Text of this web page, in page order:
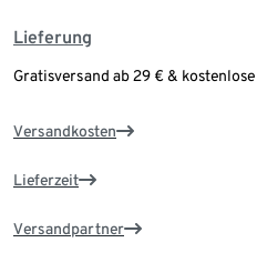
Lieferung
Gratisversand ab 29 € &
Versandkosten
Lieferzeit
Versandpartner